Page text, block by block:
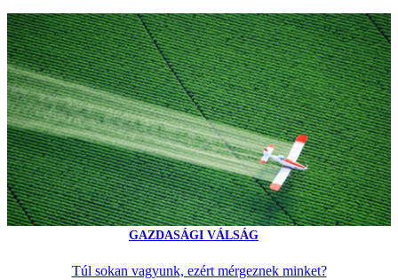
GAZDASÁGI VÁLSÁG
Túl sokan vagyunk, ezért mérgeznek minket?